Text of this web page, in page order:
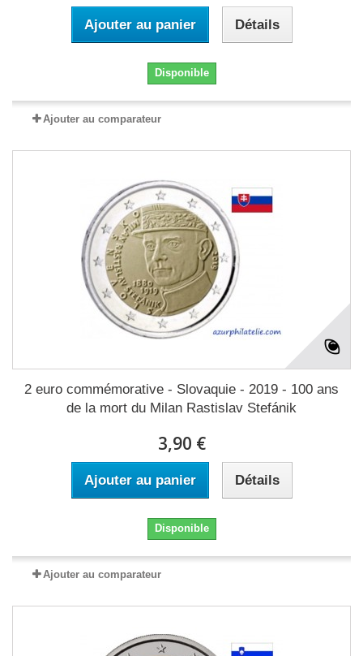
Ajouter au panier Détails
Disponible
Ajouter au comparateur
2 euro commémorative - Slovaquie - 2019 - 100 ans
de la mort du Milan Rastislav Stefánik
3,90 €
Ajouter au panier Détails
Disponible
Ajouter au comparateur